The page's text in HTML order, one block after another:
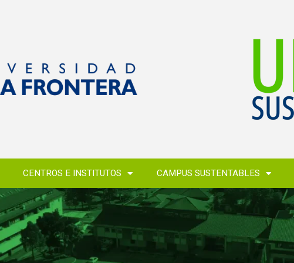
CENTROS E INSTITUTOS CAMPUS SUSTENTABLES